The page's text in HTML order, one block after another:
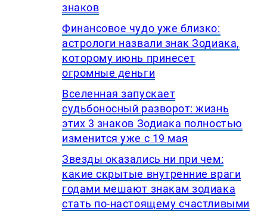
знаков
Финансовое чудо уже близко:
астрологи назвали знак Зодиака,
которому июнь принесет
огромные деньги
Вселенная запускает
судьбоносный разворот: жизнь
этих 3 знаков Зодиака полностью
изменится уже с 19 мая
Звезды оказались ни при чем:
какие скрытые внутренние враги
годами мешают знакам зодиака
стать по-настоящему счастливыми